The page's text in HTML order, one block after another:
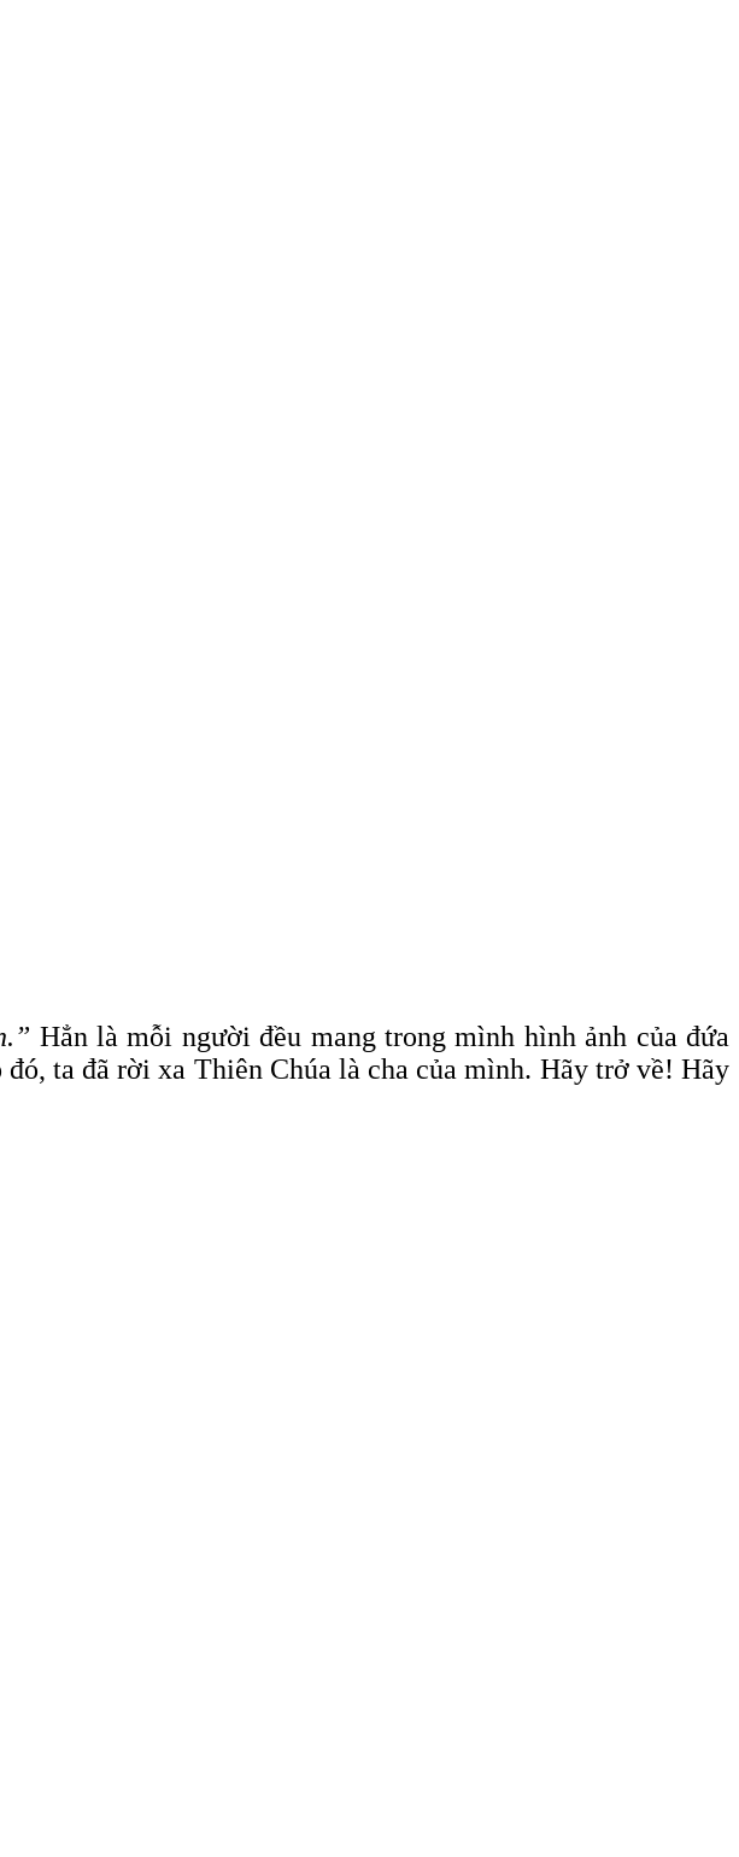
Hẳn là mỗi người đều mang trong mình hình ảnh của đứa
ta đã rời xa Thiên Chúa là cha của mình. Hãy trở về! Hãy